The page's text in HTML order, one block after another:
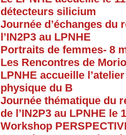
détecteurs silicium
Journée d’échanges du
l’IN2P3 au LPNHE
Portraits de femmes- 8
Les Rencontres de
LPNHE accueille
physique du B
Journée thématique du
de l’IN2P3 au LPNHE le
Workshop